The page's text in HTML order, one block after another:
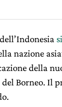
nazione
della
Borneo. Il